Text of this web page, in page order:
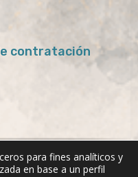
contratación
para fines analíticos y
en base a un perfil